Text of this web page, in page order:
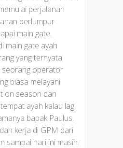
perjalanan
berlumpur
main gate.
main gate ayah
yang ternyata
seorang operator
biasa melayani
on season dan
ayah kalau lagi
bapak Paulus.
kerja di GPM dari
sampai hari ini masih